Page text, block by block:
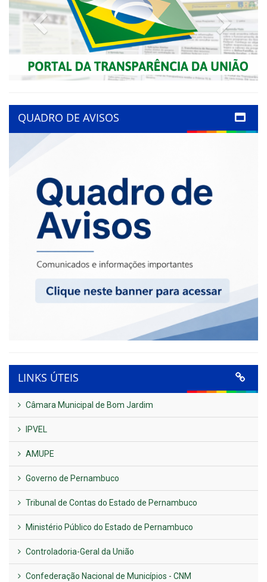
Previous Next
QUADRO DE AVISOS
LINKS ÚTEIS
Câmara Municipal de Bom Jardim
IPVEL
AMUPE
Governo de Pernambuco
Tribunal de Contas do Estado de Pernambuco
Ministério Público do Estado de Pernambuco
Controladoria-Geral da União
Confederação Nacional de Municípios - CNM